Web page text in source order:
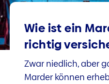
Wie ist ein
richtig
Zwar niedlich, aber
Marder können